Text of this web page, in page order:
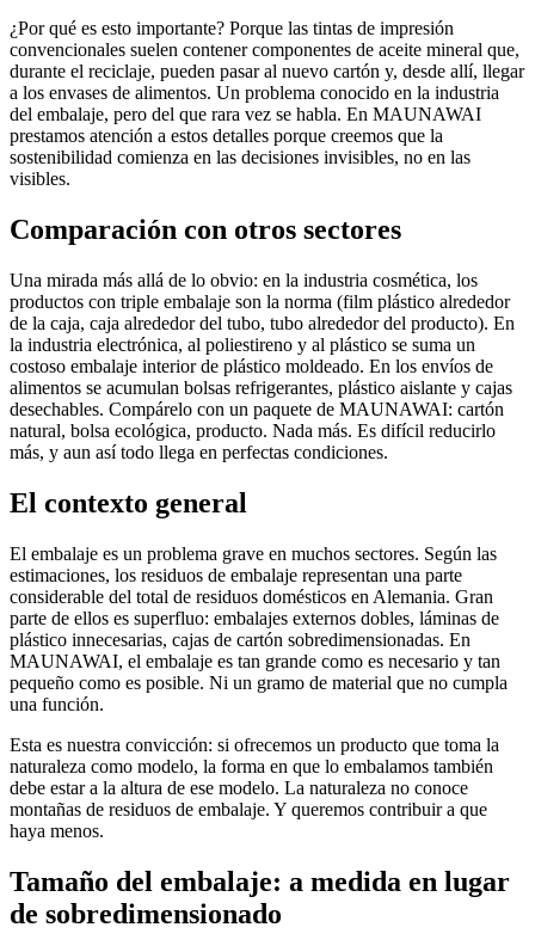
¿Por qué es esto importante? Porque las tintas de impresión
convencionales suelen contener componentes de aceite mineral que,
durante el reciclaje, pueden pasar al nuevo cartón y, desde allí, llegar
a los envases de alimentos. Un problema conocido en la industria
del embalaje, pero del que rara vez se habla. En MAUNAWAI
prestamos atención a estos detalles porque creemos que la
sostenibilidad comienza en las decisiones invisibles, no en las
visibles.
Comparación con otros sectores
Una mirada más allá de lo obvio: en la industria cosmética, los
productos con triple embalaje son la norma (film plástico alrededor
de la caja, caja alrededor del tubo, tubo alrededor del producto). En
la industria electrónica, al poliestireno y al plástico se suma un
costoso embalaje interior de plástico moldeado. En los envíos de
alimentos se acumulan bolsas refrigerantes, plástico aislante y cajas
desechables. Compárelo con un paquete de MAUNAWAI: cartón
natural, bolsa ecológica, producto. Nada más. Es difícil reducirlo
más, y aun así todo llega en perfectas condiciones.
El contexto general
El embalaje es un problema grave en muchos sectores. Según las
estimaciones, los residuos de embalaje representan una parte
considerable del total de residuos domésticos en Alemania. Gran
parte de ellos es superfluo: embalajes externos dobles, láminas de
plástico innecesarias, cajas de cartón sobredimensionadas. En
MAUNAWAI, el embalaje es tan grande como es necesario y tan
pequeño como es posible. Ni un gramo de material que no cumpla
una función.
Esta es nuestra convicción: si ofrecemos un producto que toma la
naturaleza como modelo, la forma en que lo embalamos también
debe estar a la altura de ese modelo. La naturaleza no conoce
montañas de residuos de embalaje. Y queremos contribuir a que
haya menos.
Tamaño del embalaje: a medida en lugar
de sobredimensionado